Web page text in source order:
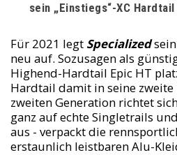
sein „Einstiegs“-XC
Für 2021 legt Specialized
neu auf. Sozusagen als
Highend-Hardtail Epic HT
Hardtail damit in seine zweite
zweiten Generation richtet
ganz auf echte Singletrails
aus - verpackt die
erstaunlich leistbaren Alu-